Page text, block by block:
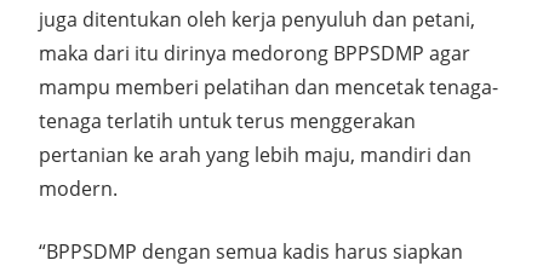
juga ditentukan oleh kerja penyuluh dan petani,
maka dari itu dirinya medorong BPPSDMP agar
mampu memberi pelatihan dan mencetak tenaga-
tenaga terlatih untuk terus menggerakan
pertanian ke arah yang lebih maju, mandiri dan
modern.
“BPPSDMP dengan semua kadis harus siapkan